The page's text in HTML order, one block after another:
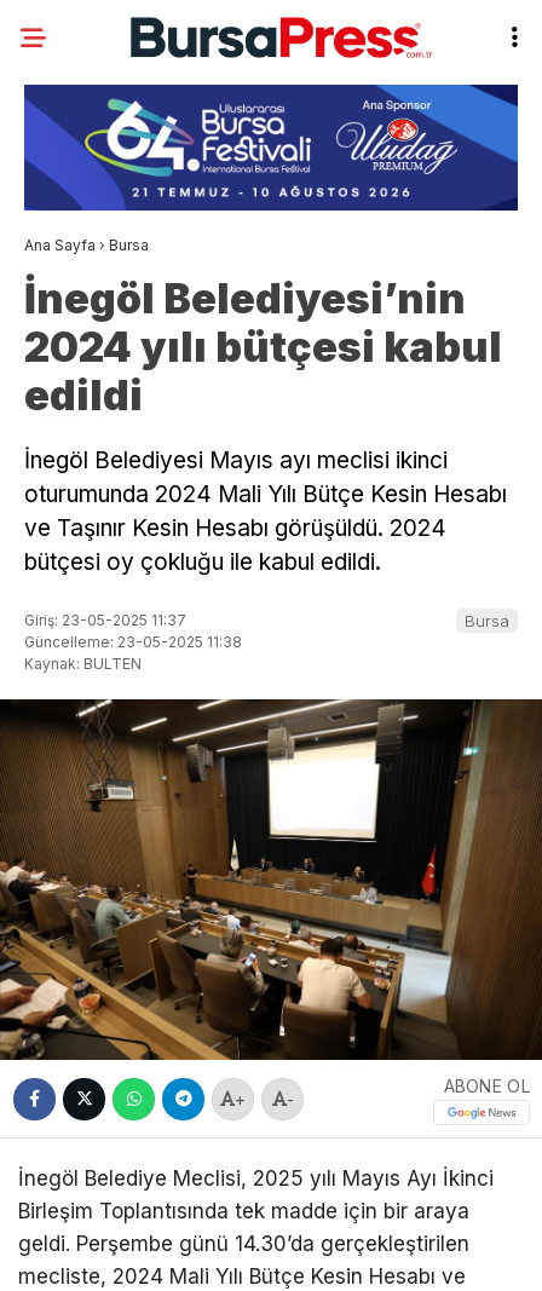
Ana Sayfa › Bursa
İnegöl Belediyesi’nin
2024 yılı bütçesi kabul
edildi
İnegöl Belediyesi Mayıs ayı meclisi ikinci
oturumunda 2024 Mali Yılı Bütçe Kesin Hesabı
ve Taşınır Kesin Hesabı görüşüldü. 2024
bütçesi oy çokluğu ile kabul edildi.
Giriş: 23-05-2025 11:37
Güncelleme: 23-05-2025 11:38
Kaynak: BULTEN
Bursa
+ -
ABONE OL
İnegöl Belediye Meclisi, 2025 yılı Mayıs Ayı İkinci
Birleşim Toplantısında tek madde için bir araya
geldi. Perşembe günü 14.30’da gerçekleştirilen
mecliste, 2024 Mali Yılı Bütçe Kesin Hesabı ve